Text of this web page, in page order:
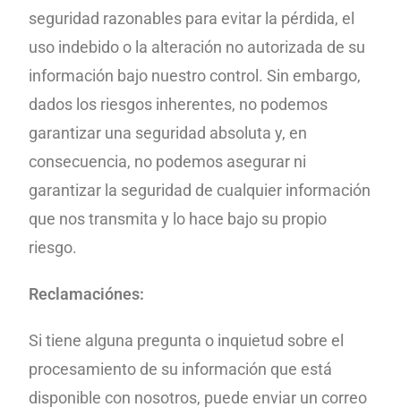
seguridad razonables para evitar la pérdida, el
uso indebido o la alteración no autorizada de su
información bajo nuestro control. Sin embargo,
dados los riesgos inherentes, no podemos
garantizar una seguridad absoluta y, en
consecuencia, no podemos asegurar ni
garantizar la seguridad de cualquier información
que nos transmita y lo hace bajo su propio
riesgo.
Reclamaciónes:
Si tiene alguna pregunta o inquietud sobre el
procesamiento de su información que está
disponible con nosotros, puede enviar un correo